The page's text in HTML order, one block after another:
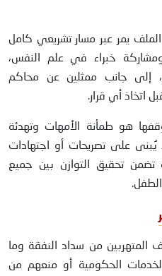
يمر عبر مسار تشريعي كامل
خبراء في علم النفس،
إلى جانب ممثلين عن محاكم
اتخاذ أي قرار.
هو طمأنة الأمهات وتهدئة
على تصريحات أو اجتهادات
تضمن تحقيق التوازن بين جميع
المتهربين من سداد النفقة وما
الحكومية أو منعهم من